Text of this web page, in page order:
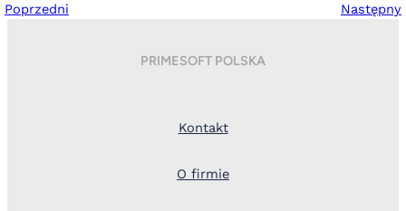
Poprzedni Następny
PRIMESOFT POLSKA
Kontakt
O firmie